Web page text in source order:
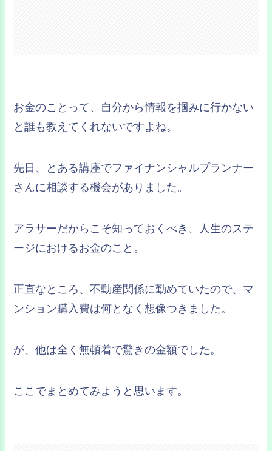
お金のことって、自分から情報を掴みに行かない
と誰も教えてくれないですよね。
先日、とある講座でファイナンシャルプランナー
さんに相談する機会がありました。
アラサーだからこそ知っておくべき、人生のステ
ージにおけるお金のこと。
正直なところ、不動産関係に勤めていたので、マ
ンション購入費は何となく想像つきました。
が、他は全く無頓着で驚きの金額でした。
ここでまとめてみようと思います。